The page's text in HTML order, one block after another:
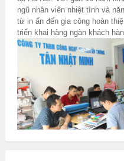
ngũ nhân viên nhiệt tình và
từ in ấn đến gia công hoàn
triển khai hàng ngàn khách